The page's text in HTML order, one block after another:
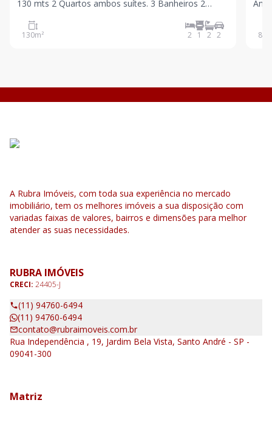
130 mts 2 Quartos ambos suítes. 3 Banheiros 2
perfil americano com muita iluminação natural,
através de cobertura de vidro. Área gourmet
130m² 2 1 2 2
América Sobrado novo
88
A Rubra Imóveis, com toda sua experiência no mercado
imobiliário, tem os melhores imóveis a sua disposição com
variadas faixas de valores, bairros e dimensões para melhor
atender as suas necessidades.
RUBRA IMÓVEIS
CRECI: 24405-J
(11) 94760-6494
(11) 94760-6494
contato@rubraimoveis.com.br
Rua Independência , 19, Jardim Bela Vista, Santo André - SP -
09041-300
Matriz